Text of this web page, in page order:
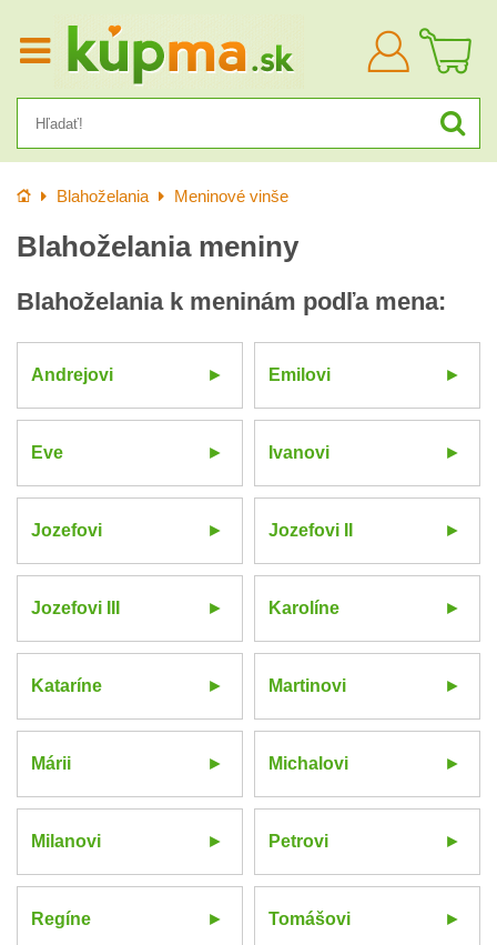
Prihlásiť
sa
Úvod Blahoželania Meninové vinše
Blahoželania meniny
Blahoželania k meninám podľa mena:
Andrejovi Emilovi
Eve Ivanovi
Jozefovi Jozefovi II
Jozefovi III Karolíne
Kataríne Martinovi
Márii Michalovi
Milanovi Petrovi
Regíne Tomášovi